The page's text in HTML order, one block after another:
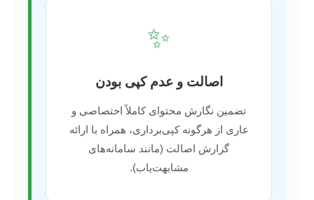
✨
اصالت و عدم کپی بودن
تضمین نگارش محتوای کاملاً اختصاصی و
عاری از هرگونه کپی‌برداری، همراه با ارائه
گزارش اصالت (مانند سامانه‌های
مشابهت‌یاب).